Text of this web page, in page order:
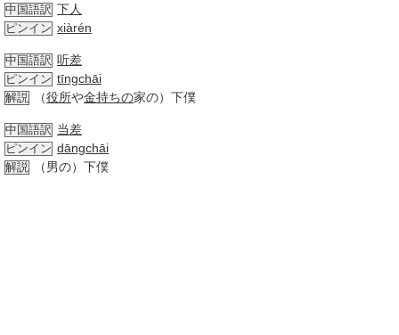
中国語訳 下人
ピンイン xiàrén
中国語訳 听差
ピンイン tīngchāi
解説 （役所や金持ちの家の）下僕
中国語訳 当差
ピンイン dāngchāi
解説 （男の）下僕